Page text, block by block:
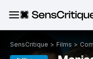
SensCritique > Films >